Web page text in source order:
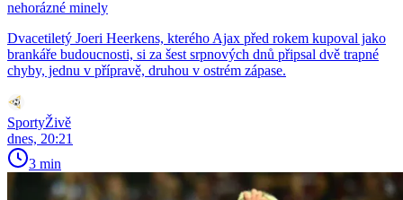
nehorázné minely
Dvacetiletý Joeri Heerkens, kterého Ajax před rokem kupoval jako
brankáře budoucnosti, si za šest srpnových dnů připsal dvě trapné
chyby, jednu v přípravě, druhou v ostrém zápase.
SportyŽivě
dnes, 20:21
3 min